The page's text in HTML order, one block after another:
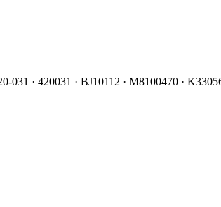
· 420031 · BJ10112 · M8100470 ·